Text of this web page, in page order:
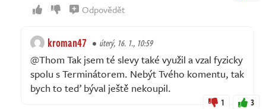
Odpovědět
kroman47 úterý, 16. 1., 10:59
@Thom Tak jsem té slevy také využil a vzal fyzicky
spolu s Terminátorem. Nebýt Tvého komentu, tak
bych to teď býval ještě nekoupil.
1 3